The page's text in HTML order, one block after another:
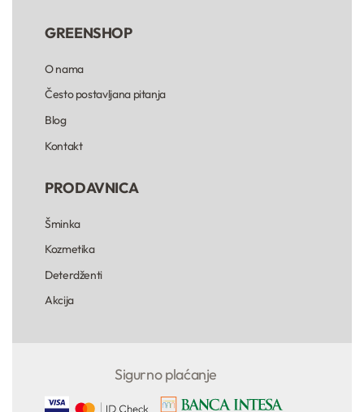
GREENSHOP
O nama
Često postavljana pitanja
Blog
Kontakt
PRODAVNICA
Šminka
Kozmetika
Deterdženti
Akcija
Sigurno plaćanje